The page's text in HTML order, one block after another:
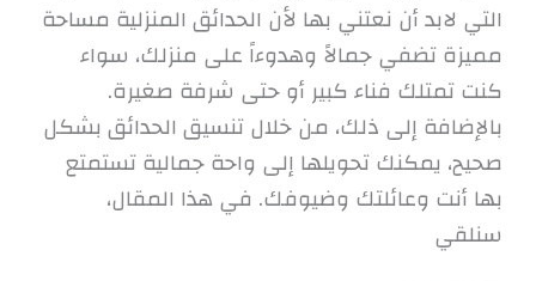
التي لابد أن نعتني بها لأن الحدائق المنزلية مساحة
مميزة تضفي جمالاً وهدوءاً على منزلك، سواء
كنت تمتلك فناء كبير أو حتى شرفة صغيرة.
بالإضافة إلى ذلك، من خلال تنسيق الحدائق بشكل
صحيح، يمكنك تحويلها إلى واحة جمالية تستمتع
بها أنت وعائلتك وضيوفك. في هذا المقال،
سنلقي